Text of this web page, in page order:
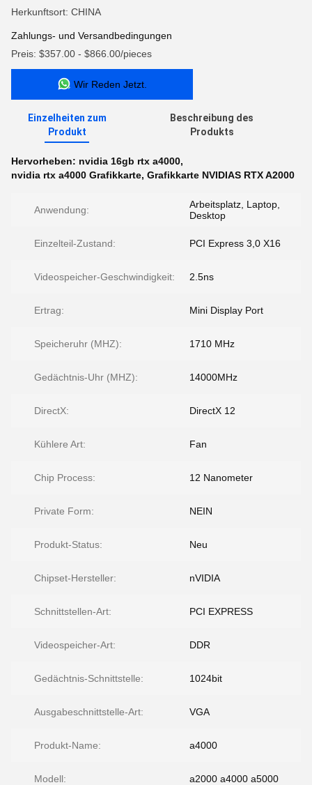
Herkunftsort: CHINA
Zahlungs- und Versandbedingungen
Preis: $357.00 - $866.00/pieces
Wir Reden Jetzt.
Einzelheiten zum
Produkt
Beschreibung des
Produkts
Hervorheben: nvidia 16gb rtx a4000,
nvidia rtx a4000 Grafikkarte, Grafikkarte NVIDIAS RTX A2000
Anwendung:
Arbeitsplatz, Laptop,
Desktop
Einzelteil-Zustand: PCI Express 3,0 X16
Videospeicher-Geschwindigkeit: 2.5ns
Ertrag: Mini Display Port
Speicheruhr (MHZ): 1710 MHz
Gedächtnis-Uhr (MHZ): 14000MHz
DirectX: DirectX 12
Kühlere Art: Fan
Chip Process: 12 Nanometer
Private Form: NEIN
Produkt-Status: Neu
Chipset-Hersteller: nVIDIA
Schnittstellen-Art: PCI EXPRESS
Videospeicher-Art: DDR
Gedächtnis-Schnittstelle: 1024bit
Ausgabeschnittstelle-Art: VGA
Produkt-Name: a4000
Modell: a2000 a4000 a5000